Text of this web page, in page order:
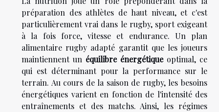
préparation des athlètes de haut niveau, et c'est
particulièrement vrai dans le rugby, sport exigeant
à la fois force, vitesse et endurance. Un plan
alimentaire rugby adapté garantit que les joueurs
maintiennent un équilibre énergétiqueoptimal, ce
qui est déterminant pour la performance sur le
terrain. Au cours de la saison de rugby, les besoins
énergétiques varient en fonction de l'intensité des
entraînements et des matchs. Ainsi, les régimes